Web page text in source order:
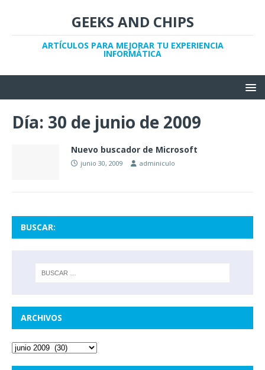
GEEKS AND CHIPS
ARTÍCULOS PARA MEJORAR TU EXPERIENCIA
INFORMÁTICA
Día: 30 de junio de 2009
Nuevo buscador de Microsoft
junio 30, 2009 adminiculo
BUSCAR:
ARCHIVOS